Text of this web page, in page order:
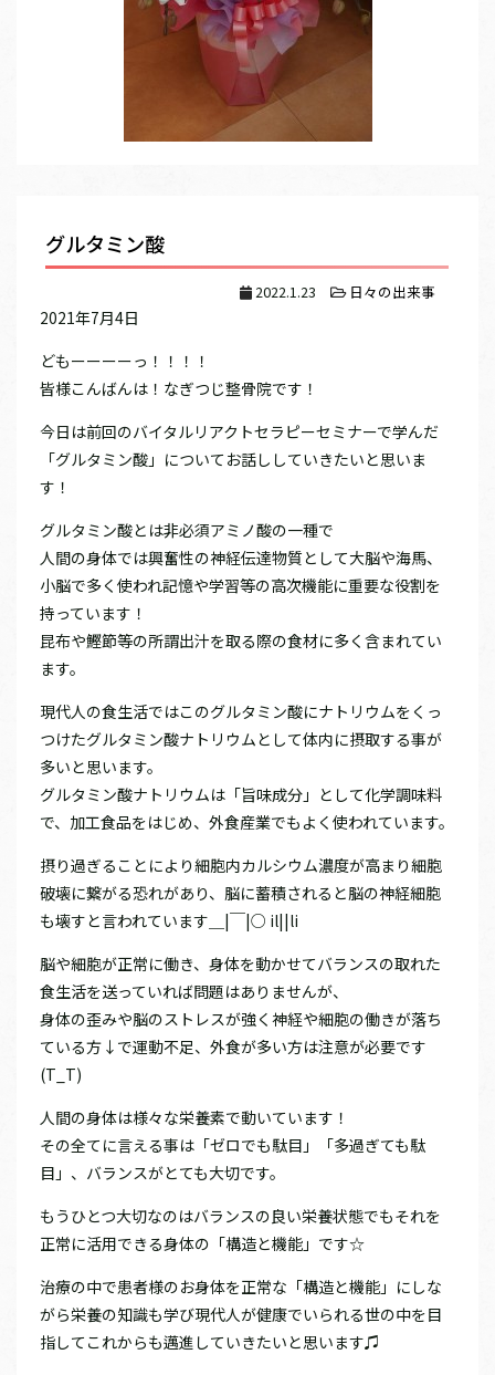
グルタミン酸
2022.1.23 日々の出来事
2021年7月4日
どもーーーーっ！！！！
皆様こんばんは！なぎつじ整骨院です！
今日は前回のバイタルリアクトセラピーセミナーで学んだ
「グルタミン酸」についてお話ししていきたいと思いま
す！
グルタミン酸とは非必須アミノ酸の一種で
人間の身体では興奮性の神経伝達物質として大脳や海馬、
小脳で多く使われ記憶や学習等の高次機能に重要な役割を
持っています！
昆布や鰹節等の所謂出汁を取る際の食材に多く含まれてい
ます。
現代人の食生活ではこのグルタミン酸にナトリウムをくっ
つけたグルタミン酸ナトリウムとして体内に摂取する事が
多いと思います。
グルタミン酸ナトリウムは「旨味成分」として化学調味料
で、加工食品をはじめ、外食産業でもよく使われています。
摂り過ぎることにより細胞内カルシウム濃度が高まり細胞
破壊に繋がる恐れがあり、脳に蓄積されると脳の神経細胞
も壊すと言われています＿|￣|○ il||li
脳や細胞が正常に働き、身体を動かせてバランスの取れた
食生活を送っていれば問題はありませんが、
身体の歪みや脳のストレスが強く神経や細胞の働きが落ち
ている方↓で運動不足、外食が多い方は注意が必要です
(T_T)
人間の身体は様々な栄養素で動いています！
その全てに言える事は「ゼロでも駄目」「多過ぎても駄
目」、バランスがとても大切です。
もうひとつ大切なのはバランスの良い栄養状態でもそれを
正常に活用できる身体の「構造と機能」です☆
治療の中で患者様のお身体を正常な「構造と機能」にしな
がら栄養の知識も学び現代人が健康でいられる世の中を目
指してこれからも邁進していきたいと思います♫